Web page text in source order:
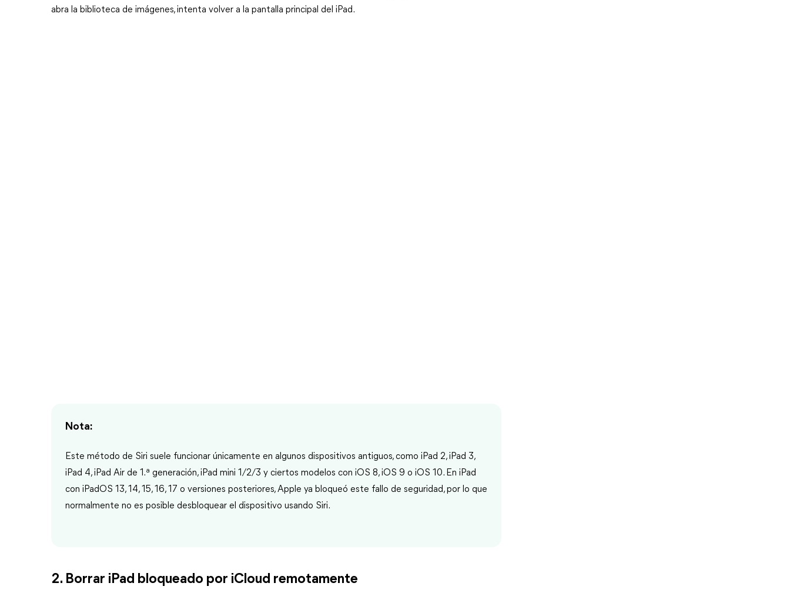
abra la biblioteca de imágenes, intenta volver a la pantalla principal del iPad.
Nota:
Este método de Siri suele funcionar únicamente en algunos dispositivos antiguos, como iPad 2, iPad 3,
iPad 4, iPad Air de 1.ª generación, iPad mini 1/2/3 y ciertos modelos con iOS 8, iOS 9 o iOS 10. En iPad
con iPadOS 13, 14, 15, 16, 17 o versiones posteriores, Apple ya bloqueó este fallo de seguridad, por lo que
normalmente no es posible desbloquear el dispositivo usando Siri.
2. Borrar iPad bloqueado por iCloud remotamente